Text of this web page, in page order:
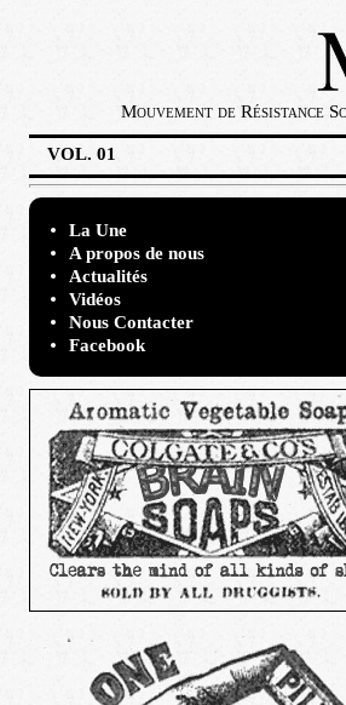
Mouvement de Résistance
VOL. 01
La Une
A propos de nous
Actualités
Vidéos
Nous Contacter
Facebook